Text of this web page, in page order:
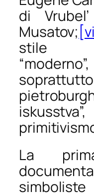
di
Musatov;
stile
La